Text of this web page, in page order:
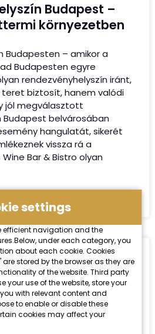
settings
efficient navigation and the
under each category, you
about each cookie. Cookies
stored by the browser as they are
of the website. Third party
your use of the website, store your
with relevant content and
to enable or disable these
cookies may affect your
Budapest –
környezetben
Budapesten – amikor a
Budapesten egyre
rendezvényhelyszín iránt,
biztosít, hanem valódi
jól megválasztott
Budapest belvárosában
hangulatát, sikerét
vissza rá a
Bar & Bistro olyan
mint gasztronómiai
Budapest városában egyre
forma, ahol a
kiegészítve jelenik